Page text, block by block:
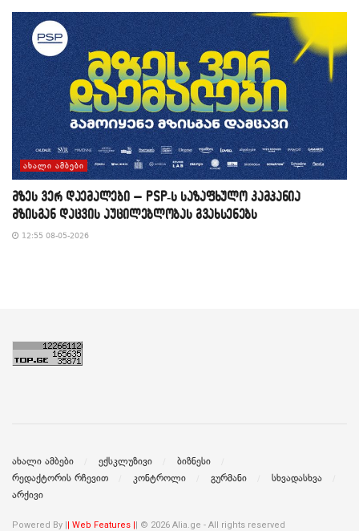
ᲐᲮᲐᲚᲘ ᲐᲛᲑᲔᲑᲘ
მზეს ვერ დაემალები – PSP-ს საზაფხულო კამპანია
მზისგან დაცვის აუცილებლობას გვახსენებს
12:55 08-05-2026
ახალი ამბები ექსკლუზივი
ბიზნესი
რედაქტორის რჩევით
კონტროლი გურმანი
სხვადასხვა
არქივი
Powered By || Web Features || © 2026 Alia.ge - All rights reserved